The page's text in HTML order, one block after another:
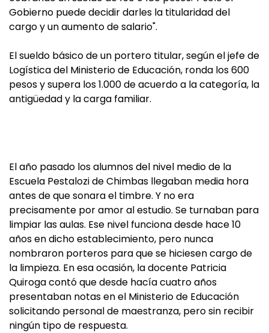
Gobierno puede decidir darles la titularidad del
cargo y un aumento de salario".
El sueldo básico de un portero titular, según el jefe de
Logística del Ministerio de Educación, ronda los 600
pesos y supera los 1.000 de acuerdo a la categoría, la
antigüedad y la carga familiar.
El año pasado los alumnos del nivel medio de la
Escuela Pestalozi de Chimbas llegaban media hora
antes de que sonara el timbre. Y no era
precisamente por amor al estudio. Se turnaban para
limpiar las aulas. Ese nivel funciona desde hace 10
años en dicho establecimiento, pero nunca
nombraron porteros para que se hiciesen cargo de
la limpieza. En esa ocasión, la docente Patricia
Quiroga contó que desde hacía cuatro años
presentaban notas en el Ministerio de Educación
solicitando personal de maestranza, pero sin recibir
ningún tipo de respuesta.